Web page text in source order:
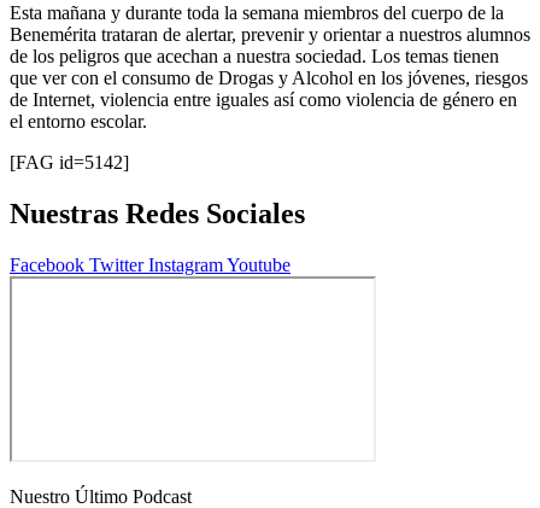
Esta mañana y durante toda la semana miembros del cuerpo de la
Benemérita trataran de alertar, prevenir y orientar a nuestros alumnos
de los peligros que acechan a nuestra sociedad. Los temas tienen
que ver con el consumo de Drogas y Alcohol en los jóvenes, riesgos
de Internet, violencia entre iguales así como violencia de género en
el entorno escolar.
[FAG id=5142]
Nuestras Redes Sociales
Facebook Twitter InstagramYoutube
Nuestro Último Podcast